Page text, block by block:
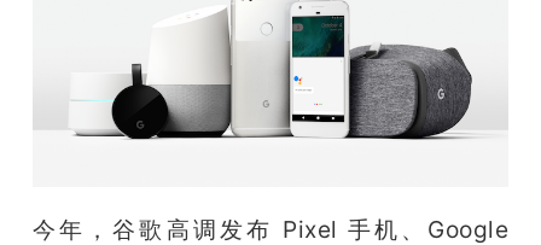
今年，谷歌高调发布 Pixel 手机、Google